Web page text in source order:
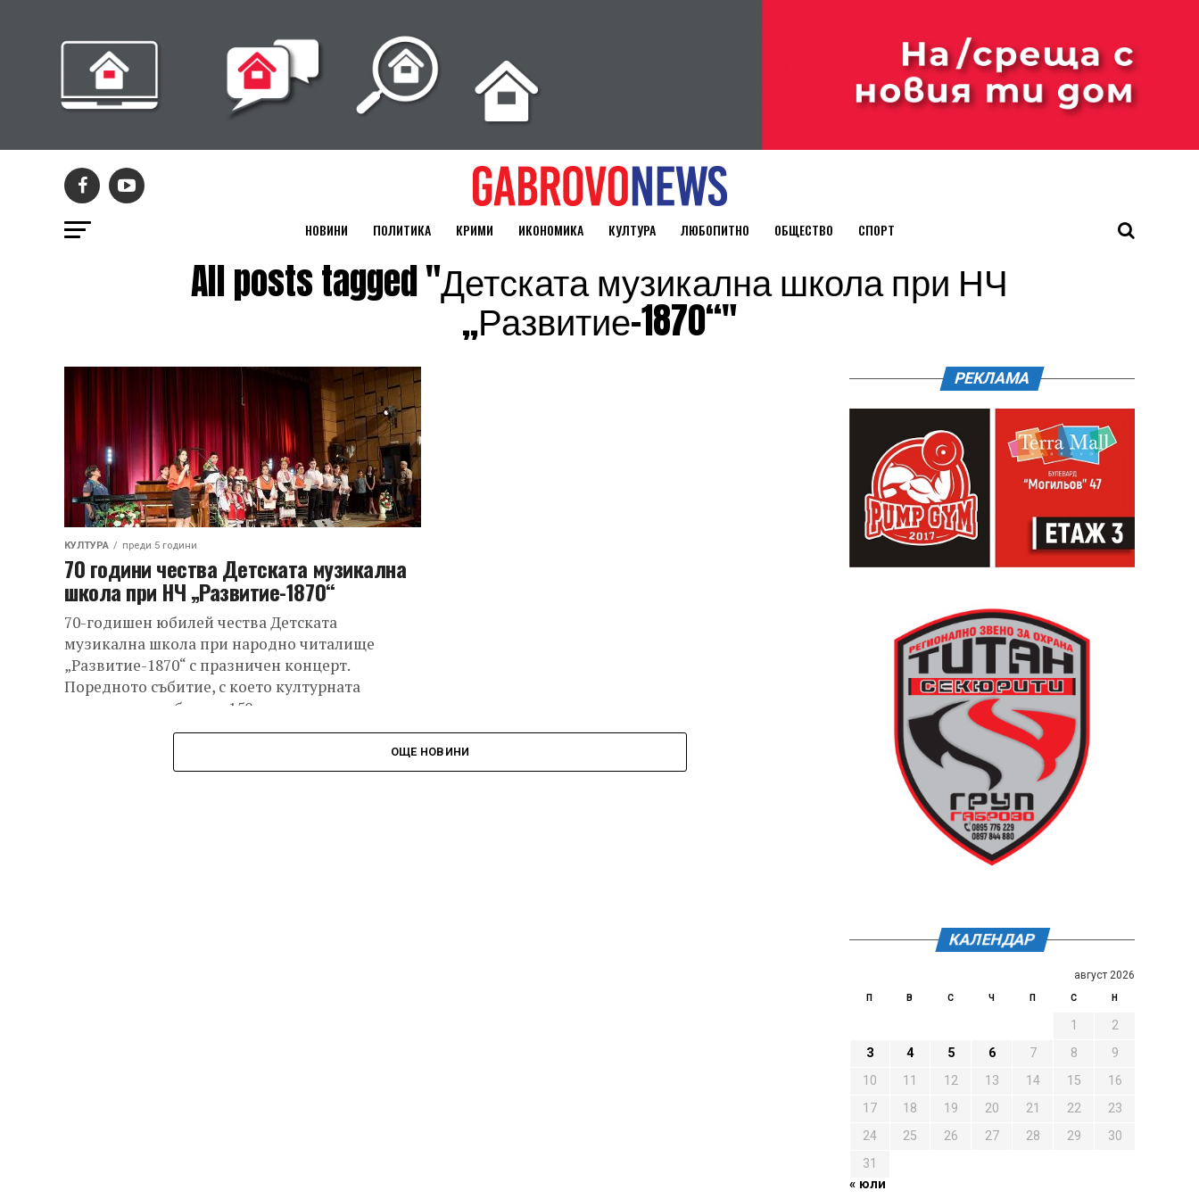
НОВИНИ ПОЛИТИКА КРИМИ ИКОНОМИКА КУЛТУРА ЛЮБОПИТНО ОБЩЕСТВО СПОРТ
All posts tagged "Детската музикална школа при НЧ
„Развитие-1870“"
КУЛТУРА преди 5 години
70 години чества Детската музикална
школа при НЧ „Развитие-1870“
70-годишен юбилей чества Детската
музикална школа при народно читалище
„Развитие-1870“ с празничен концерт.
Поредното събитие, с което културната
институция отбеляза 150-годишнина от
основаването си. Тържество –...
ОЩЕ НОВИНИ
РЕКЛАМА
КАЛЕНДАР
август 2026
П В С Ч П С Н
1
2
3
4 5 6 7 8
9
10
11 12 13 14 15
16
17
18 19 20 21 22
23
24
25 26 27 28 29
30
31
« юли